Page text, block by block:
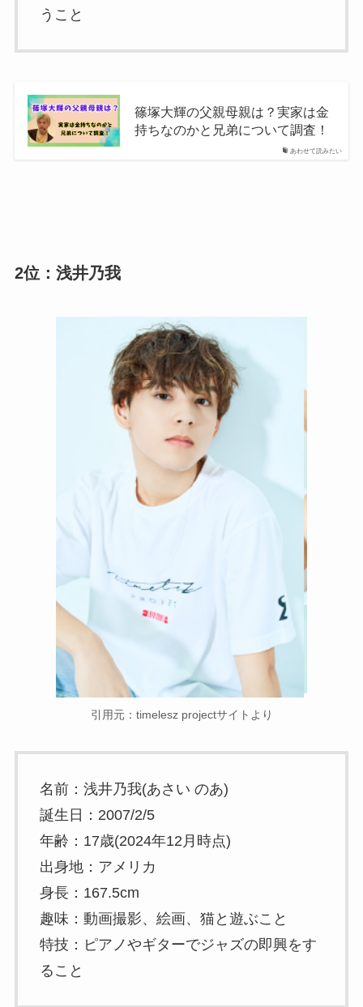
うこと
あわせて読みたい
篠塚大輝の父親母親は？実家は金
持ちなのかと兄弟について調査！
2位：浅井乃我
引用元：timelesz projectサイトより
名前：浅井乃我(あさい のあ)
誕生日：2007/2/5
年齢：17歳(2024年12月時点)
出身地：アメリカ
身長：167.5cm
趣味：動画撮影、絵画、猫と遊ぶこと
特技：ピアノやギターでジャズの即興をす
ること